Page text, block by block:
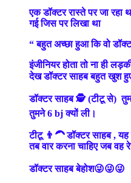
एक डॉक्टर रास्ते पर जा रहा
गई जिस पर लिखा था
“ बहुत अच्छा हुआ कि वो
इंजीनियर होता तो ना ही
देख डॉक्टर साहब बहुत खुश
डॉक्टर साहब 🕵️ (टीटू से)
तुमने 6 bj क्यों ली।
टीटू 👨‍🦱 डॉक्टर साहब ,
तब वार करना चाहिए जब वह
डॉक्टर साहब बेहोश😜😜😜